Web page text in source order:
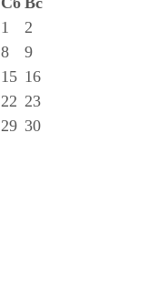
1
2
8
9
15 16
22 23
29 30